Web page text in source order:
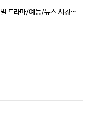
선호하는 TV프로그램 장르 및 시간대별 드라마/예능/뉴스 시청정도